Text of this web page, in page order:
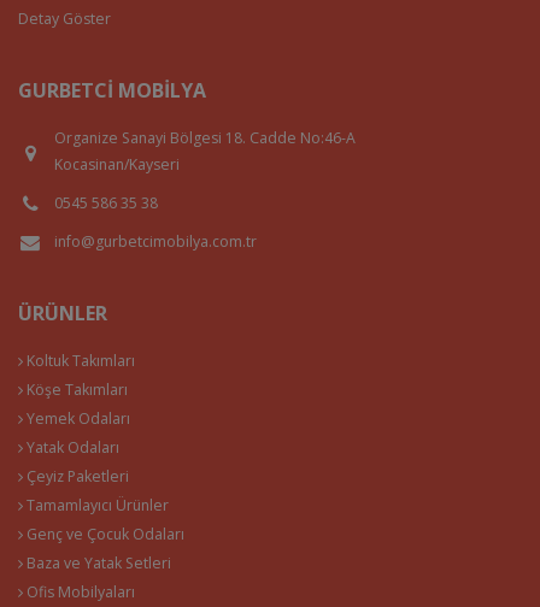
Detay Göster
GURBETCI MOBILYA
Organize Sanayi Bölgesi 18. Cadde No:46-A
Kocasinan/Kayseri
0545 586 35 38
info@gurbetcimobilya.com.tr
ÜRÜNLER
Koltuk Takımları
Köşe Takımları
Yemek Odaları
Yatak Odaları
Çeyiz Paketleri
Tamamlayıcı Ürünler
Genç ve Çocuk Odaları
Baza ve Yatak Setleri
Ofis Mobilyaları